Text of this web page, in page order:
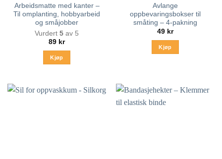
Arbeidsmatte med kanter –
Til omplanting, hobbyarbeid
og småjobber
Vurdert 5 av 5
89 kr
Kjøp
Avlange
oppbevaringsbokser til
småting – 4-pakning
49 kr
Kjøp